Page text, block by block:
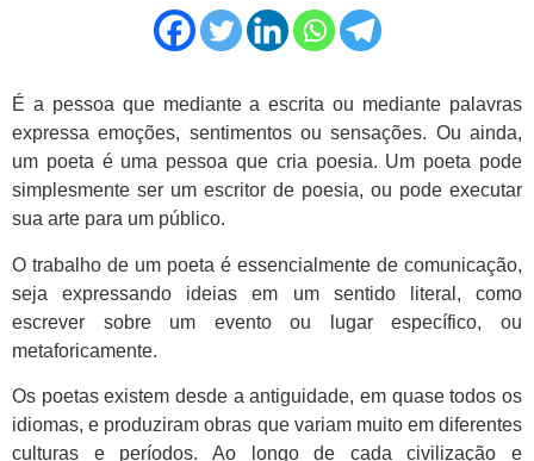
É a pessoa que mediante a escrita ou mediante palavras
expressa emoções, sentimentos ou sensações. Ou ainda,
um poeta é uma pessoa que cria poesia. Um poeta pode
simplesmente ser um escritor de poesia, ou pode executar
sua arte para um público.
O trabalho de um poeta é essencialmente de comunicação,
seja expressando ideias em um sentido literal, como
escrever sobre um evento ou lugar específico, ou
metaforicamente.
Os poetas existem desde a antiguidade, em quase todos os
idiomas, e produziram obras que variam muito em diferentes
culturas e períodos. Ao longo de cada civilização e